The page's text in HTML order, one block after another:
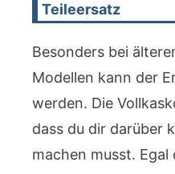
Teileersatz
Besonders bei
Modellen kann der
werden. Die
dass du dir darüber
machen musst. Egal